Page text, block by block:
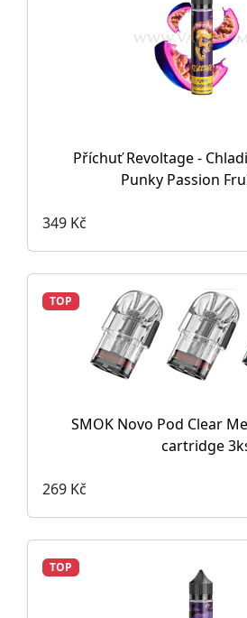
Příchuť Revoltage -
Punky Passion
349 Kč
TOP
SMOK Novo Pod Clear
cartridge
269 Kč
TOP